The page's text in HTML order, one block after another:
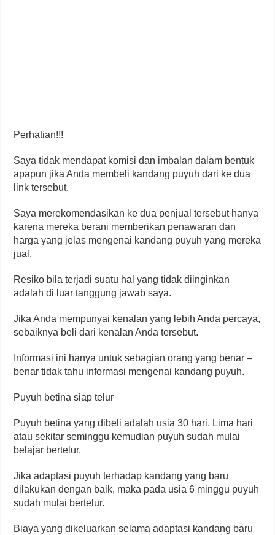
Perhatian!!!
Saya tidak mendapat komisi dan imbalan dalam bentuk
apapun jika Anda membeli kandang puyuh dari ke dua
link tersebut.
Saya merekomendasikan ke dua penjual tersebut hanya
karena mereka berani memberikan penawaran dan
harga yang jelas mengenai kandang puyuh yang mereka
jual.
Resiko bila terjadi suatu hal yang tidak diinginkan
adalah di luar tanggung jawab saya.
Jika Anda mempunyai kenalan yang lebih Anda percaya,
sebaiknya beli dari kenalan Anda tersebut.
Informasi ini hanya untuk sebagian orang yang benar –
benar tidak tahu informasi mengenai kandang puyuh.
Puyuh betina siap telur
Puyuh betina yang dibeli adalah usia 30 hari. Lima hari
atau sekitar seminggu kemudian puyuh sudah mulai
belajar bertelur.
Jika adaptasi puyuh terhadap kandang yang baru
dilakukan dengan baik, maka pada usia 6 minggu puyuh
sudah mulai bertelur.
Biaya yang dikeluarkan selama adaptasi kandang baru